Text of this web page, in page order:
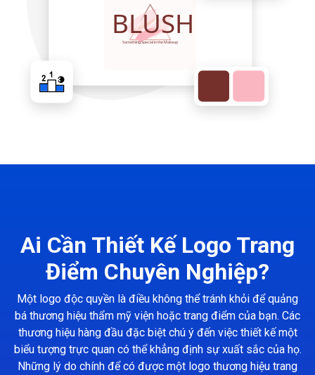
Ai Cần Thiết Kế Logo Trang
Điểm Chuyên Nghiệp?
Một logo độc quyền là điều không thể tránh khỏi để quảng
bá thương hiệu thẩm mỹ viện hoặc trang điểm của bạn. Các
thương hiệu hàng đầu đặc biệt chú ý đến việc thiết kế một
biểu tượng trực quan có thể khẳng định sự xuất sắc của họ.
Những lý do chính để có được một logo thương hiệu trang